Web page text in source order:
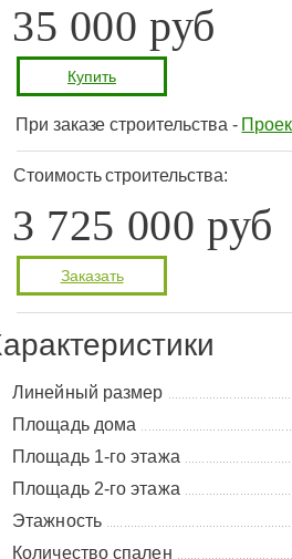
35 000 руб
Купить
При заказе строительства -
Стоимость строительства:
3 725 000 руб
Заказать
Линейный размер
Площадь дома
Площадь 1-го этажа
Площадь 2-го этажа
Этажность
Количество спален